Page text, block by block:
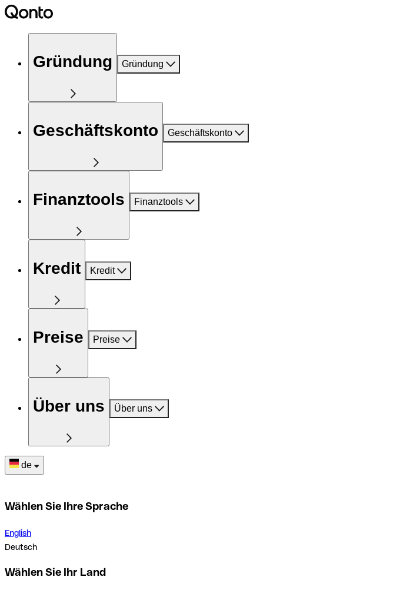
Gründung Gründung
Geschäftskonto Geschäftskonto
Finanztools Finanztools
Kredit Kredit
Preise Preise
Über uns Über uns
de
Wählen Sie Ihre Sprache
English
Deutsch
Wählen Sie Ihr Land